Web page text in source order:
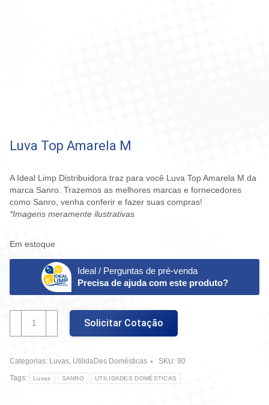
Luva Top Amarela M
A Ideal Limp Distribuidora traz para você Luva Top Amarela M da
marca Sanro. Trazemos as melhores marcas e fornecedores
como Sanro, venha conferir e fazer suas compras!
*Imagens meramente ilustrativas
Em estoque
Ideal / Perguntas de pré-venda
Precisa de ajuda com este produto?
Amarela
quantidade
Solicitar Cotação
Categorias: Luvas, UtilidaDes Domésticas SKU: 90
Tags:
Luvas SANRO UTILIDADES DOMÉSTICAS